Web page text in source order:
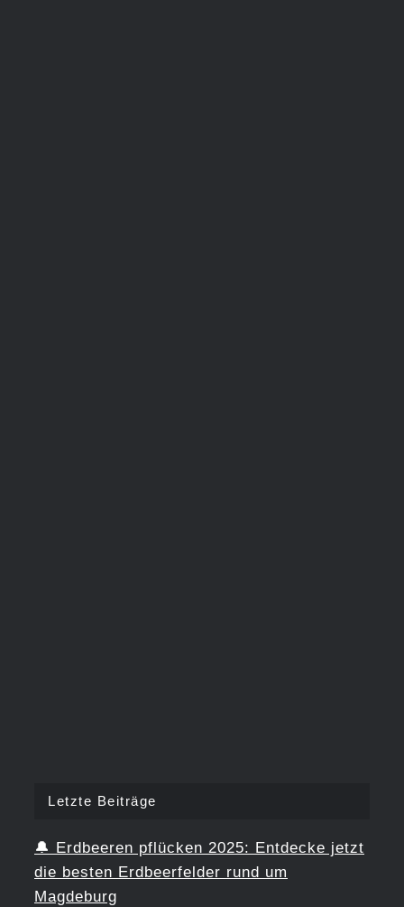
Letzte Beiträge
🔔 Erdbeeren pflücken 2025: Entdecke jetzt
die besten Erdbeerfelder rund um
Magdeburg